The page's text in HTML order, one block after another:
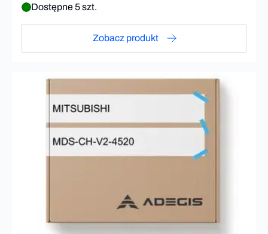
Dostępne 5 szt.
Zobacz produkt